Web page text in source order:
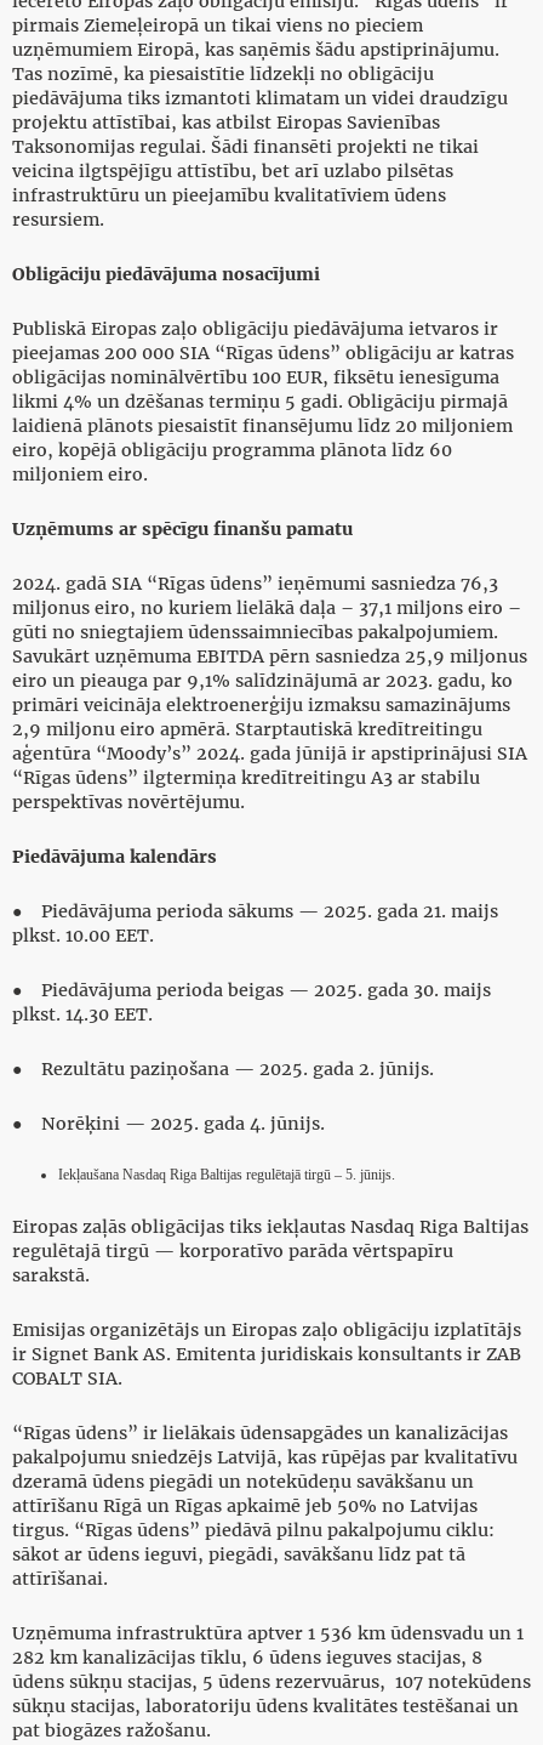
pirmais Ziemeļeiropā un tikai viens no pieciem
uzņēmumiem Eiropā, kas saņēmis šādu apstiprinājumu.
Tas nozīmē, ka piesaistītie līdzekļi no obligāciju
piedāvājuma tiks izmantoti klimatam un videi draudzīgu
projektu attīstībai, kas atbilst Eiropas Savienības
Taksonomijas regulai. Šādi finansēti projekti ne tikai
veicina ilgtspējīgu attīstību, bet arī uzlabo pilsētas
infrastruktūru un pieejamību kvalitatīviem ūdens
resursiem.
Obligāciju piedāvājuma nosacījumi
Publiskā Eiropas zaļo obligāciju piedāvājuma ietvaros ir
pieejamas 200 000 SIA “Rīgas ūdens” obligāciju ar katras
obligācijas nominālvērtību 100 EUR, fiksētu ienesīguma
likmi 4% un dzēšanas termiņu 5 gadi. Obligāciju pirmajā
laidienā plānots piesaistīt finansējumu līdz 20 miljoniem
eiro, kopējā obligāciju programma plānota līdz 60
miljoniem eiro.
Uzņēmums ar spēcīgu finanšu pamatu
2024. gadā SIA “Rīgas ūdens” ieņēmumi sasniedza 76,3
miljonus eiro, no kuriem lielākā daļa – 37,1 miljons eiro –
gūti no sniegtajiem ūdenssaimniecības pakalpojumiem.
Savukārt uzņēmuma EBITDA pērn sasniedza 25,9 miljonus
eiro un pieauga par 9,1% salīdzinājumā ar 2023. gadu, ko
primāri veicināja elektroenerģiju izmaksu samazinājums
2,9 miljonu eiro apmērā. Starptautiskā kredītreitingu
aģentūra “Moody’s” 2024. gada jūnijā ir apstiprinājusi SIA
“Rīgas ūdens” ilgtermiņa kredītreitingu A3 ar stabilu
perspektīvas novērtējumu.
Piedāvājuma kalendārs
● Piedāvājuma perioda sākums — 2025. gada 21. maijs
plkst. 10.00 EET.
● Piedāvājuma perioda beigas — 2025. gada 30. maijs
plkst. 14.30 EET.
● Rezultātu paziņošana — 2025. gada 2. jūnijs.
● Norēķini — 2025. gada 4. jūnijs.
Iekļaušana Nasdaq Riga Baltijas regulētajā tirgū – 5. jūnijs.
Eiropas zaļās obligācijas tiks iekļautas Nasdaq Riga Baltijas
regulētajā tirgū — korporatīvo parāda vērtspapīru
sarakstā.
Emisijas organizētājs un Eiropas zaļo obligāciju izplatītājs
ir Signet Bank AS. Emitenta juridiskais konsultants ir ZAB
COBALT SIA.
“Rīgas ūdens” ir lielākais ūdensapgādes un kanalizācijas
pakalpojumu sniedzējs Latvijā, kas rūpējas par kvalitatīvu
dzeramā ūdens piegādi un notekūdeņu savākšanu un
attīrīšanu Rīgā un Rīgas apkaimē jeb 50% no Latvijas
tirgus. “Rīgas ūdens” piedāvā pilnu pakalpojumu ciklu:
sākot ar ūdens ieguvi, piegādi, savākšanu līdz pat tā
attīrīšanai.
Uzņēmuma infrastruktūra aptver 1 536 km ūdensvadu un 1
282 km kanalizācijas tīklu, 6 ūdens ieguves stacijas, 8
ūdens sūkņu stacijas, 5 ūdens rezervuārus, 107 notekūdens
sūkņu stacijas, laboratoriju ūdens kvalitātes testēšanai un
pat biogāzes ražošanu.